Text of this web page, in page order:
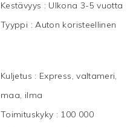
Kestävyys : Ulkona 3-5 vuotta
Tyyppi :Auton koristeellinen
Kuljetus : Express, valtameri,
maa, ilma
Toimituskyky : 100 000